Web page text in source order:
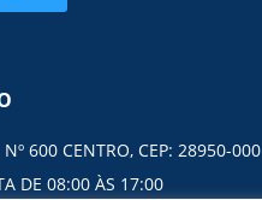
600 CENTRO, CEP: 28950-000
DE 08:00 ÀS 17:00